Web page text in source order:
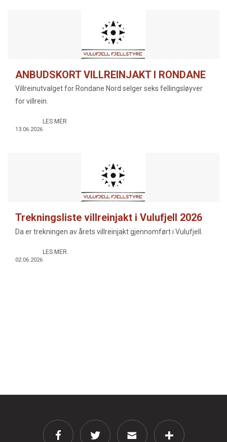
ANBUDSKORT VILLREINJAKT I RONDANE
NORD 2026
Villreinutvalget for Rondane Nord selger seks fellingsløyver
for villrein.
13.06.2026
LES MER
Trekningsliste villreinjakt i Vulufjell 2026
Da er trekningen av årets villreinjakt gjennomført i Vulufjell.
02.06.2026
LES MER